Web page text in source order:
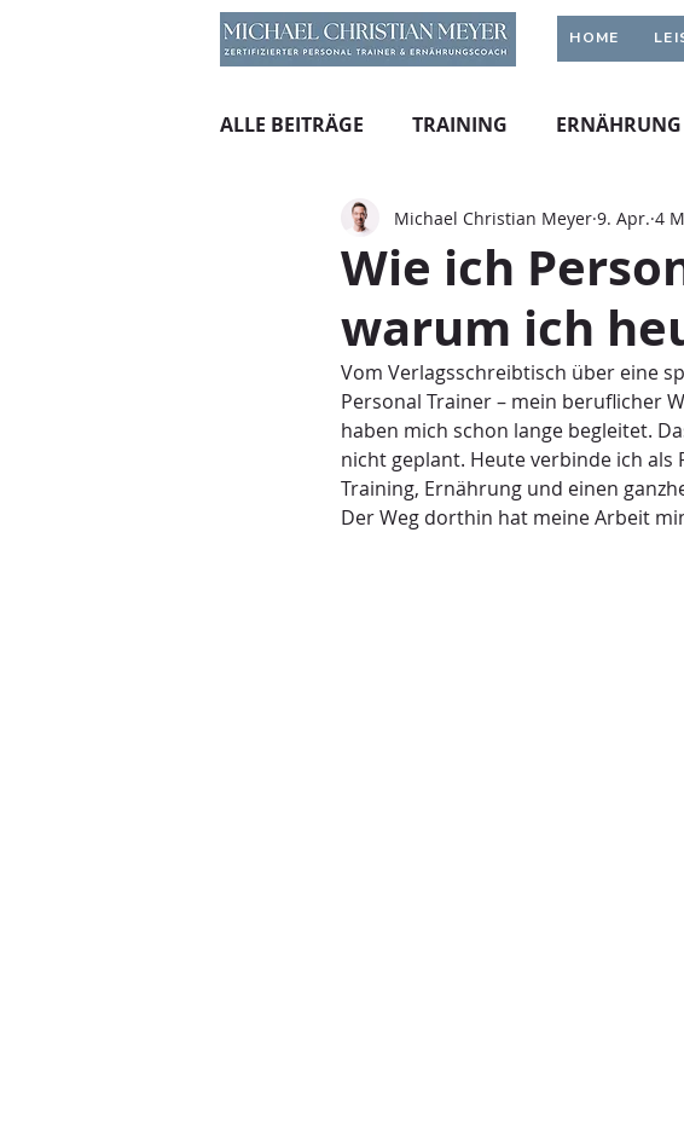
HOME
ALLE BEITRÄGE TRAINING ERNÄHRUNG
Wie ich
warum ich
Michael Christian Meyer 9. Apr. 4
Vom Verlagsschreibtisch über eine
Personal Trainer – mein beruflicher
haben mich schon lange begleitet.
nicht geplant. Heute verbinde ich
Training, Ernährung und einen
Der Weg dorthin hat meine Arbeit